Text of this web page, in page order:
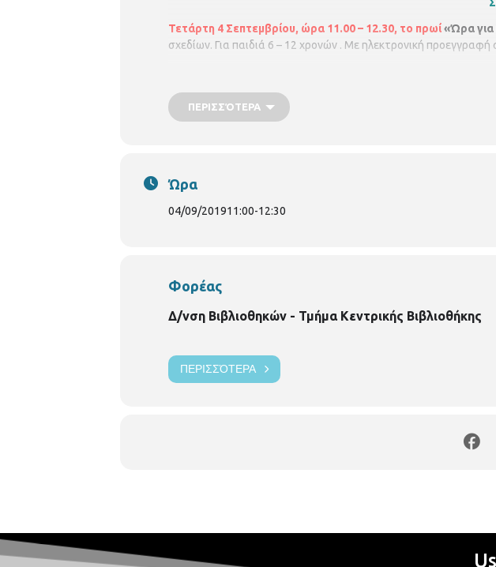
Τετάρτη 4 Σεπτεμβρίου, ώρα 11.00 – 12.30, το πρωί«Ώρα
σχεδίων. Για παιδιά 6 – 12 χρονών . Με ηλεκτρονική προεγγραφή
ΠΕΡΙΣΣΌΤΕΡΑ
Ώρα
04/09/201911:00-12:30
Φορέας
Δ/νση Βιβλιοθηκών - Τμήμα Κεντρικής Βιβλιοθήκης
ΠΕΡΙΣΣΌΤΕΡΑ